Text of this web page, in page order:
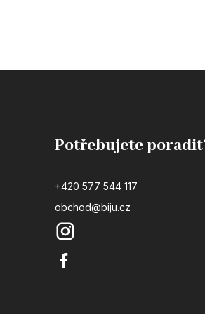
Potřebujete
+420 577 544 117
obchod@biju.cz